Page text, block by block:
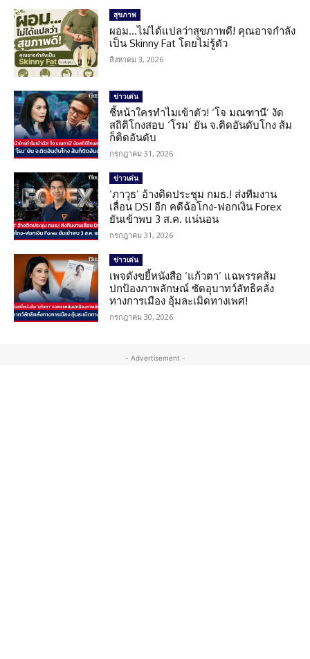
สุขภาพ
ผอม…ไม่ได้แปลว่าสุขภาพดี! คุณอาจกำลัง
เป็น Skinny Fat โดยไม่รู้ตัว
สิงหาคม 3, 2026
ข่าวเด่น
ชี้หน้าใครทำไมเข้าตัว! ‘โจ มณฑานี’ งัด
สถิติโกงสอบ ‘โรม’ ยัน จ.ติดอันดับโกง ส้ม
ก็ติดอันดับ
กรกฎาคม 31, 2026
ข่าวเด่น
‘ภาวุธ’ อ้างติดประชุม กมธ.! ส่งทีมงาน
เลื่อน DSI อีก คดีฉ้อโกง-ฟอกเงิน Forex
ยันเข้าพบ 3 ส.ค. แน่นอน
กรกฎาคม 31, 2026
ข่าวเด่น
เพจดังขยี้หนังสือ ‘แก้วตา’ แฉพรรคส้ม
ปกป้องภาพลักษณ์ ซัดอุบาทว์ลัทธิคลั่ง
ทางการเมือง อุ้มละเมิดทางเพศ!
กรกฎาคม 30, 2026
- Advertisement -